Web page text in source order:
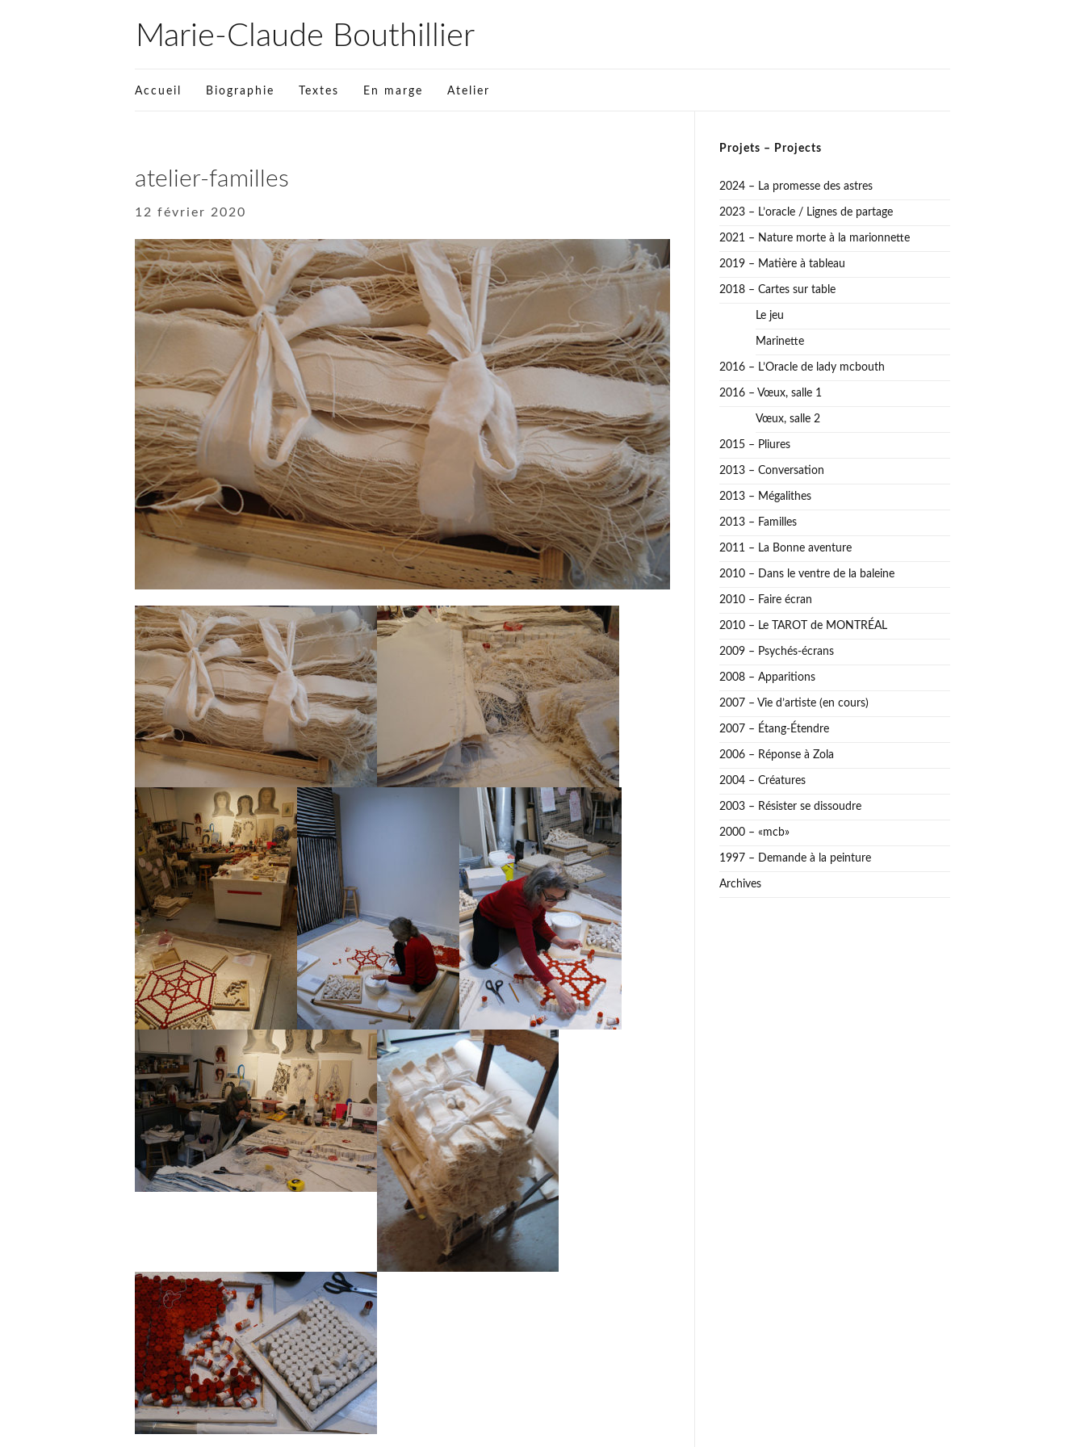
Marie-Claude Bouthillier
Accueil Biographie Textes En marge Atelier
atelier-familles
12 février 2020
Projets – Projects
2024 – La promesse des astres
2023 – L’oracle / Lignes de partage
2021 – Nature morte à la marionnette
2019 – Matière à tableau
2018 – Cartes sur table
Le jeu
Marinette
2016 – L’Oracle de lady mcbouth
2016 – Vœux, salle 1
Vœux, salle 2
2015 – Pliures
2013 – Conversation
2013 – Mégalithes
2013 – Familles
2011 – La Bonne aventure
2010 – Dans le ventre de la baleine
2010 – Faire écran
2010 – Le TAROT de MONTRÉAL
2009 – Psychés-écrans
2008 – Apparitions
2007 – Vie d’artiste (en cours)
2007 – Étang-Étendre
2006 – Réponse à Zola
2004 – Créatures
2003 – Résister se dissoudre
2000 – «mcb»
1997 – Demande à la peinture
Archives